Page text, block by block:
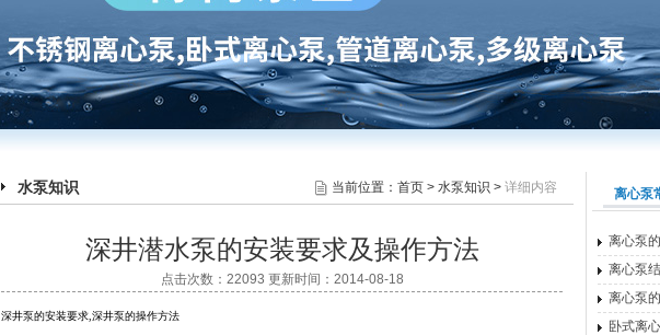
水泵知识 当前位置： 首页 > 水泵知识 > 详细内容
深井潜水泵的安装要求及操作方法
点击次数：22093 更新时间：2014-08-18
深井泵的安装要求,深井泵的操作方法
离心泵
离心泵
离心泵
离心泵
卧式离